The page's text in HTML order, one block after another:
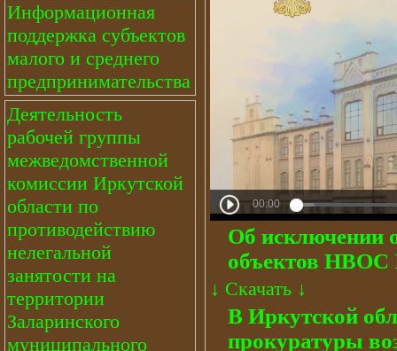
Информационная
поддержка субъектов
малого и среднего
предпринимательства
Деятельность
рабочей группы
межведомственной
комиссии Иркутской
области по
противодействию
нелегальной
занятости на
территории
Заларинского
муниципального
Об исключении
объектов НВОС
↓ Скачать ↓
В Иркутской
прокуратуры